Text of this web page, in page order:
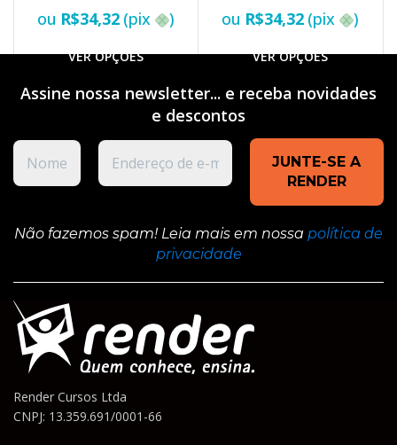
ou R$34,32 (pix )
VER OPÇÕES
ou R$34,32 (pix )
VER OPÇÕES
Assine nossa newsletter... e receba novidades
e descontos
Não fazemos spam! Leia mais em nossa política de
privacidade
Render Cursos Ltda
CNPJ: 13.359.691/0001-66